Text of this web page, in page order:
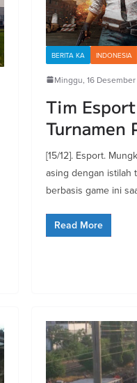
BERITA KA INDONESIA
Minggu, 16 Desember
Tim
Turnamen
[15/12]. Esport.
asing dengan istilah
berbasis game ini
Read More